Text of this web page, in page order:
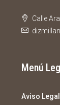
Calle
Menú
Aviso Legal